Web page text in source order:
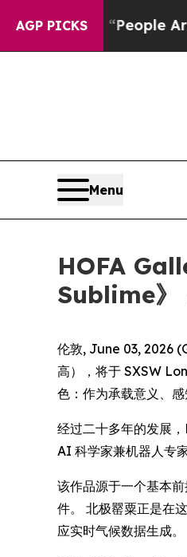
AGP PICKS
Win: “People Are
Menu
HOFA
Sublime》
伦敦, June 03, 2026
高），将于 SXSW
色：作为承载意义、
经过二十多年的发展
AI 科学家兼机器人专
该作品源于一个基本
件。 北极罂粟正是在
应实时气候数据生成。